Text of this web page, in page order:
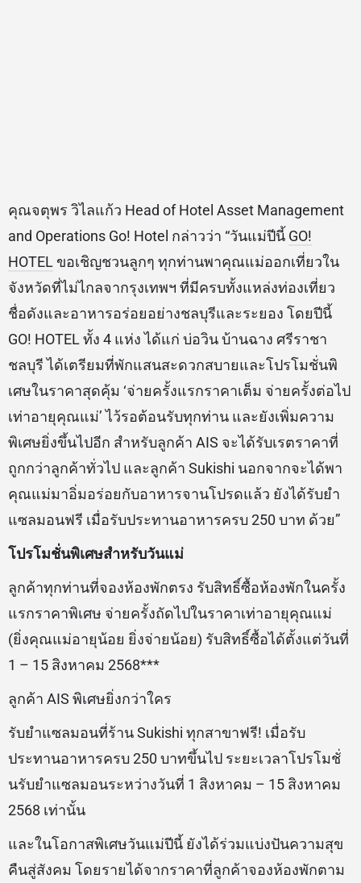
คุณจตุพร วิไลแก้ว Head of Hotel Asset Management
and Operations Go! Hotel กล่าวว่า “วันแม่ปีนี้ GO!
HOTEL ขอเชิญชวนลูกๆ ทุกท่านพาคุณแม่ออกเที่ยวใน
จังหวัดที่ไม่ไกลจากรุงเทพฯ ที่มีครบทั้งแหล่งท่องเที่ยว
ชื่อดังและอาหารอร่อยอย่างชลบุรีและระยอง โดยปีนี้
GO! HOTEL ทั้ง 4 แห่ง ได้แก่ บ่อวิน บ้านฉาง ศรีราชา
ชลบุรี ได้เตรียมที่พักแสนสะดวกสบายและโปรโมชั่นพิ
เศษในราคาสุดคุ้ม ‘จ่ายครั้งแรกราคาเต็ม จ่ายครั้งต่อไป
เท่าอายุคุณแม่’ ไว้รอต้อนรับทุกท่าน และยังเพิ่มความ
พิเศษยิ่งขึ้นไปอีก สำหรับลูกค้า AIS จะได้รับเรตราคาที่
ถูกกว่าลูกค้าทั่วไป และลูกค้า Sukishi นอกจากจะได้พา
คุณแม่มาอิ่มอร่อยกับอาหารจานโปรดแล้ว ยังได้รับยำ
แซลมอนฟรี เมื่อรับประทานอาหารครบ 250 บาท ด้วย”
โปรโมชั่นพิเศษสำหรับวันแม่
ลูกค้าทุกท่านที่จองห้องพักตรง รับสิทธิ์ซื้อห้องพักในครั้ง
แรกราคาพิเศษ จ่ายครั้งถัดไปในราคาเท่าอายุคุณแม่
(ยิ่งคุณแม่อายุน้อย ยิ่งจ่ายน้อย) รับสิทธิ์ซื้อได้ตั้งแต่วันที่
1 – 15 สิงหาคม 2568***
ลูกค้า AIS พิเศษยิ่งกว่าใคร
รับยำแซลมอนที่ร้าน Sukishi ทุกสาขาฟรี! เมื่อรับ
ประทานอาหารครบ 250 บาทขึ้นไป ระยะเวลาโปรโมชั่
นรับยำแซลมอนระหว่างวันที่ 1 สิงหาคม – 15 สิงหาคม
2568 เท่านั้น
และในโอกาสพิเศษวันแม่ปีนี้ ยังได้ร่วมแบ่งปันความสุข
คืนสู่สังคม โดยรายได้จากราคาที่ลูกค้าจองห้องพักตาม